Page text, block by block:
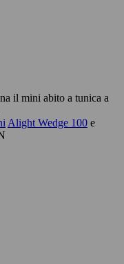
il mini abito a tunica a
Alight Wedge 100 e